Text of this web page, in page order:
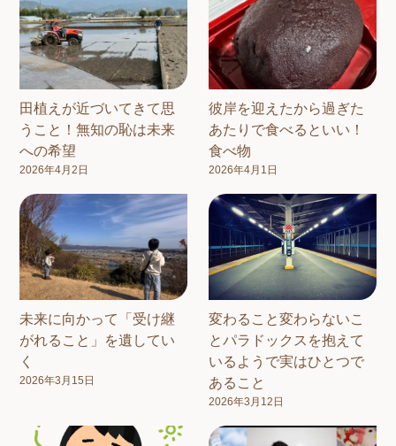
田植えが近づいてきて思
うこと！無知の恥は未来
への希望
2026年4月2日
彼岸を迎えたから過ぎた
あたりで食べるといい！
食べ物
2026年4月1日
未来に向かって「受け継
がれること」を遺してい
く
2026年3月15日
変わること変わらないこ
とパラドックスを抱えて
いるようで実はひとつで
あること
2026年3月12日